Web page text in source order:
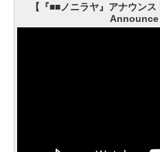
【『■■ノニラヤ』アナウン
Announce